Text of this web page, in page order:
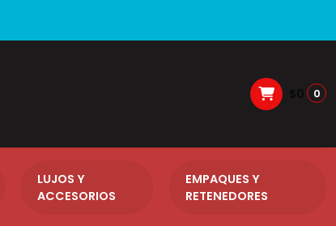
0
LUJOS Y
ACCESORIOS
EMPAQUES Y
RETENEDORES